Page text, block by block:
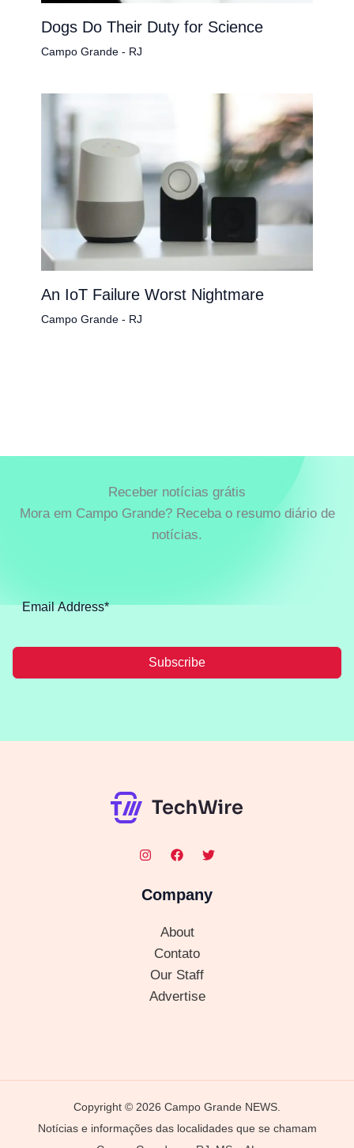
Dogs Do Their Duty for Science
Campo Grande - RJ
An IoT Failure Worst Nightmare
Campo Grande - RJ
Receber notícias grátis
Mora em Campo Grande? Receba o resumo diário de
notícias.
Subscribe
Company
About
Contato
Our Staff
Advertise
Copyright © 2026 Campo Grande NEWS.
Notícias e informações das localidades que se chamam